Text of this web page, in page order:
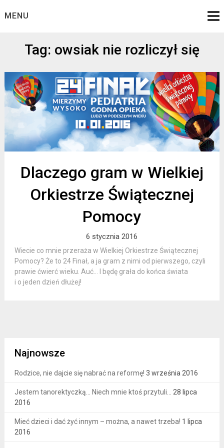
toMENU
Tag: owsiak nie rozliczył się
Dlaczego gram w Wielkiej
Orkiestrze Świątecznej
Pomocy
6 stycznia 2016
Wiecie co mnie przeraża w Wielkiej Orkiestrze Świątecznej
Pomocy? Że to 24 Finał, a ja gram z nimi od pierwszego, czyli
prawie ćwierć wieku. Auć… I będę grała do końca świata
i o jeden dzień dłużej!
Najnowsze
Rodzice, nie dajcie się nabrać na reformę! 3 września 2016
Jestem tanorektyczką… Niech mnie ktoś przytuli…
28 lipca
2016
Mieć dzieci i dać żyć innym – można, a nawet trzeba! 1 lipca
2016